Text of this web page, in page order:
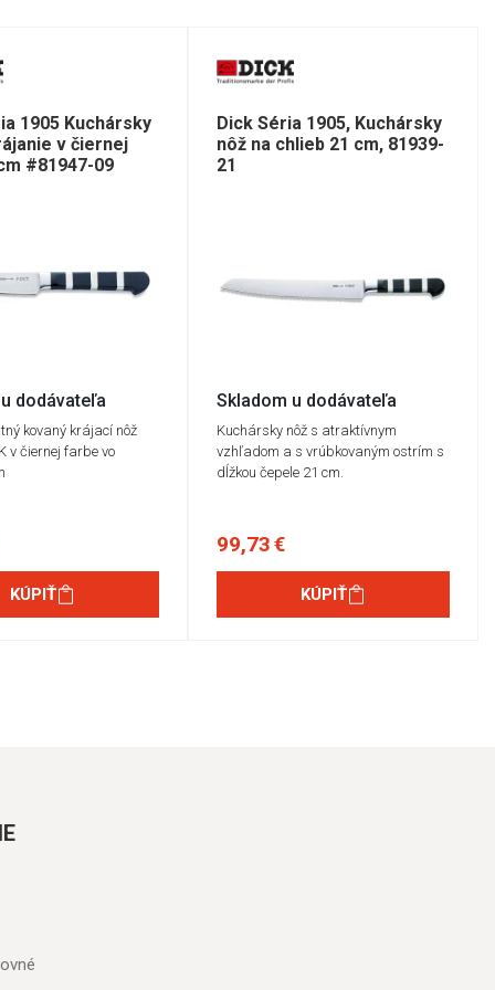
1905 Kuchársky
v čiernej
#81947-09
dodávateľa
kovaný krájací nôž
v čiernej farbe vo
KÚPIŤ
Dick Séria 1905, Kuchársky
nôž na chlieb 21 cm, 81939-
21
Skladom u dodávateľa
Kuchársky nôž s atraktívnym
vzhľadom a s vrúbkovaným ostrím s
dĺžkou čepele 21 cm.
99,73 €
KÚPIŤ